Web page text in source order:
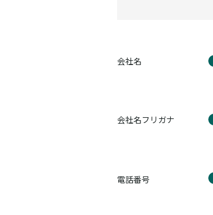
会社名
会社名フリガナ
電話番号